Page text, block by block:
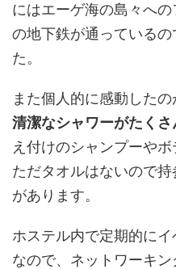
にはエーゲ海の島々へ
の地下鉄が通っている
た。
また個人的に感動した
清潔なシャワーがたくさ
え付けのシャンプーや
ただタオルはないので
があります。
ホステル内で定期的に
なので、ネットワーキ